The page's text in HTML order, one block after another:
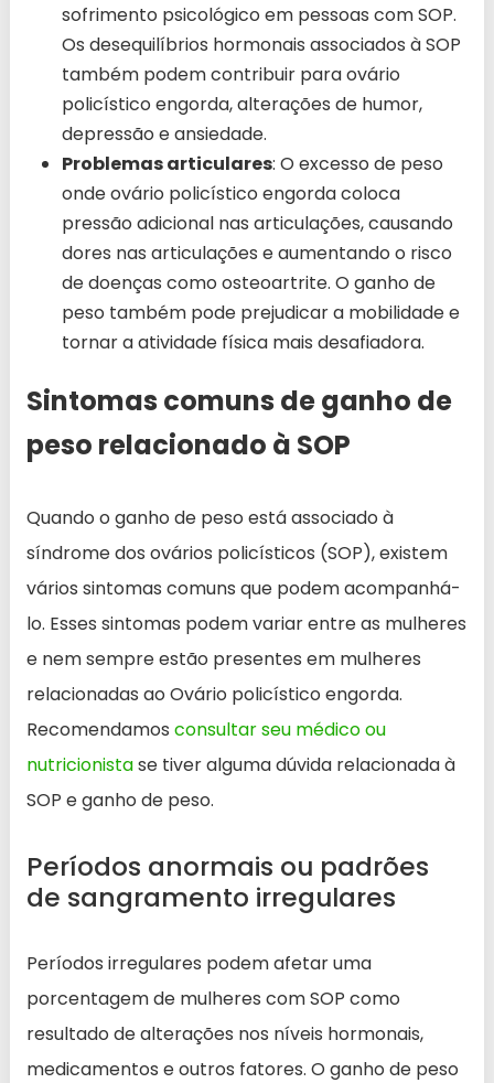
sofrimento psicológico em pessoas com SOP.
Os desequilíbrios hormonais associados à SOP
também podem contribuir para ovário
policístico engorda, alterações de humor,
depressão e ansiedade.
Problemas articulares: O excesso de peso
onde ovário policístico engorda coloca
pressão adicional nas articulações, causando
dores nas articulações e aumentando o risco
de doenças como osteoartrite. O ganho de
peso também pode prejudicar a mobilidade e
tornar a atividade física mais desafiadora.
Sintomas comuns de ganho de
peso relacionado à SOP
Quando o ganho de peso está associado à
síndrome dos ovários policísticos (SOP), existem
vários sintomas comuns que podem acompanhá-
lo. Esses sintomas podem variar entre as mulheres
e nem sempre estão presentes em mulheres
relacionadas ao Ovário policístico engorda.
Recomendamos consultar seu médico ou
nutricionistase tiver alguma dúvida relacionada à
SOP e ganho de peso.
Períodos anormais ou padrões
de sangramento irregulares
Períodos irregulares podem afetar uma
porcentagem de mulheres com SOP como
resultado de alterações nos níveis hormonais,
medicamentos e outros fatores. O ganho de peso